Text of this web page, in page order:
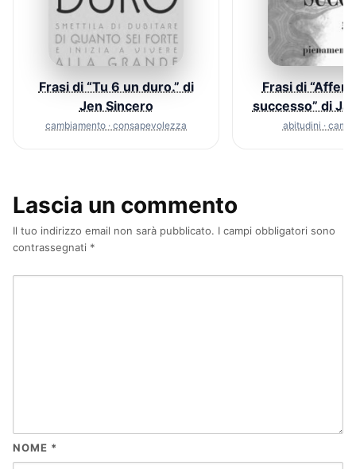
Frasi di “Tu 6 un duro.” di
Jen Sincero
cambiamento · consapevolezza
Frasi di
successo” di
abitudini ·
Lascia un commento
Il tuo indirizzo email non sarà pubblicato. I campi obbligatori sono
contrassegnati *
NOME *